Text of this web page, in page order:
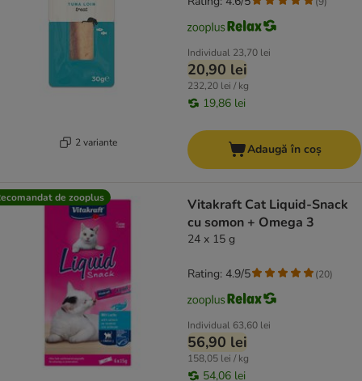
2 variante
Individual 23,70 lei
20,90 lei
232,20 lei / kg
19,86 lei
Adaugă în coș
de zooplus
Vitakraft Cat Liquid-Snack
cu somon + Omega 3
24 x 15 g
Individual 63,60 lei
56,90 lei
158,05 lei / kg
54,06 lei
Rating: 4.9/5 (20)